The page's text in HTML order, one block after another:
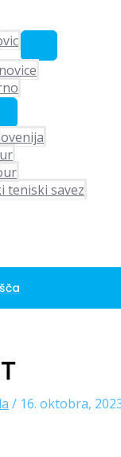
teniski savez
/ 16. oktobra,